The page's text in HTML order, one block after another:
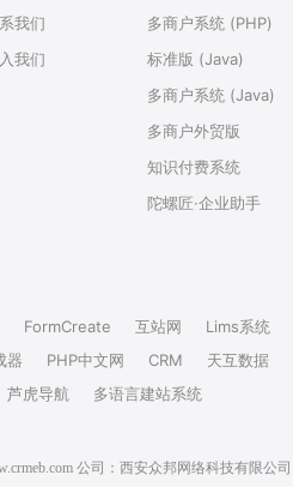
我们
我们
多商户系统 (PHP)
标准版 (Java)
多商户系统 (Java)
多商户外贸版
知识付费系统
陀螺匠·企业助手
FormCreate 互站网 Lims系统
器
PHP中文网 CRM 天互数据
芦虎导航
多语言建站系统
公司：西安众邦网络科技有限公司